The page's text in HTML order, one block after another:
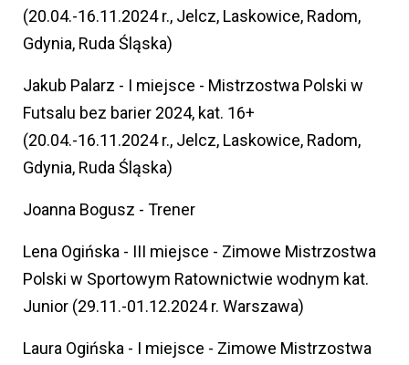
(20.04.-16.11.2024 r., Jelcz, Laskowice, Radom,
Gdynia, Ruda Śląska)
Jakub Palarz - I miejsce - Mistrzostwa Polski w
Futsalu bez barier 2024, kat. 16+
(20.04.-16.11.2024 r., Jelcz, Laskowice, Radom,
Gdynia, Ruda Śląska)
Joanna Bogusz - Trener
Lena Ogińska - III miejsce - Zimowe Mistrzostwa
Polski w Sportowym Ratownictwie wodnym kat.
Junior (29.11.-01.12.2024 r. Warszawa)
Laura Ogińska - I miejsce - Zimowe Mistrzostwa